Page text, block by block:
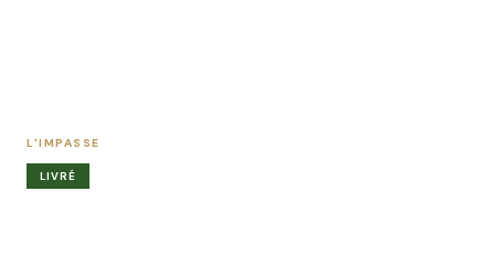
L'IMPASSE
LIVRÉ